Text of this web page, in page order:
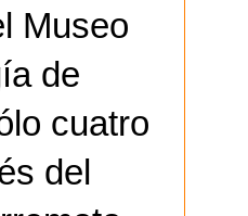
Museo
de
cuatro
del